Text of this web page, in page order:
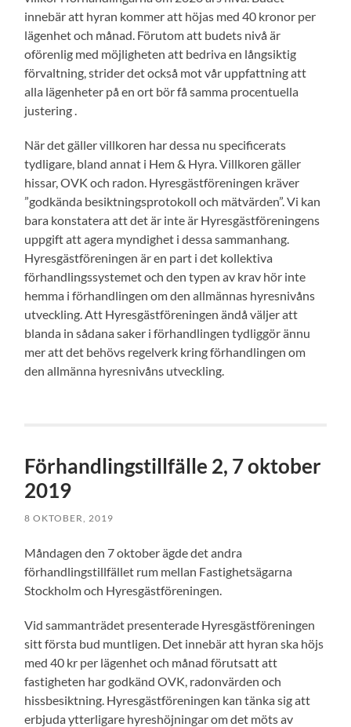
innebär att hyran kommer att höjas med 40 kronor per
lägenhet och månad. Förutom att budets nivå är
oförenlig med möjligheten att bedriva en långsiktig
förvaltning, strider det också mot vår uppfattning att
alla lägenheter på en ort bör få samma procentuella
justering .
När det gäller villkoren har dessa nu specificerats
tydligare, bland annat i Hem & Hyra. Villkoren gäller
hissar, OVK och radon. Hyresgästföreningen kräver
”godkända besiktningsprotokoll och mätvärden”. Vi kan
bara konstatera att det är inte är Hyresgästföreningens
uppgift att agera myndighet i dessa sammanhang.
Hyresgästföreningen är en part i det kollektiva
förhandlingssystemet och den typen av krav hör inte
hemma i förhandlingen om den allmännas hyresnivåns
utveckling. Att Hyresgästföreningen ändå väljer att
blanda in sådana saker i förhandlingen tydliggör ännu
mer att det behövs regelverk kring förhandlingen om
den allmänna hyresnivåns utveckling.
Förhandlingstillfälle 2, 7 oktober
2019
8 OKTOBER, 2019
Måndagen den 7 oktober ägde det andra
förhandlingstillfället rum mellan Fastighetsägarna
Stockholm och Hyresgästföreningen.
Vid sammanträdet presenterade Hyresgästföreningen
sitt första bud muntligen. Det innebär att hyran ska höjs
med 40 kr per lägenhet och månad förutsatt att
fastigheten har godkänd OVK, radonvärden och
hissbesiktning. Hyresgästföreningen kan tänka sig att
erbjuda ytterligare hyreshöjningar om det möts av